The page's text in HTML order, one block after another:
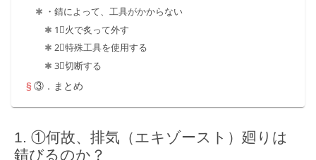
・錆によって、工具がかからない
1⃣火で炙って外す
2⃣特殊工具を使用する
3⃣切断する
③．まとめ
①何故、排気（エキゾースト）廻りは
錆びるのか？